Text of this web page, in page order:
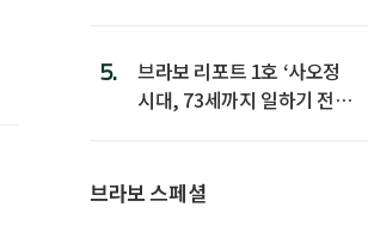
5.
브라보 리포트 1호 ‘사오정
시대, 73세까지 일하기 전략’
브라보 스페셜